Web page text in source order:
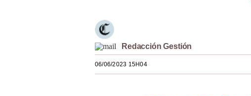
Redacción Gestión
06/06/2023 15H04